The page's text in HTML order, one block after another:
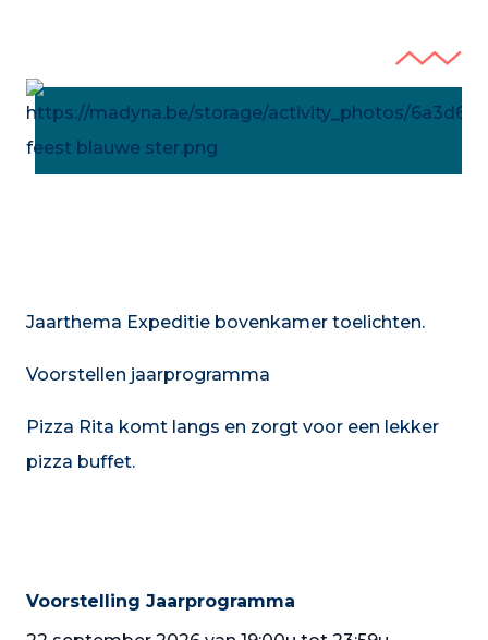
Jaarthema Expeditie bovenkamer toelichten.
Voorstellen jaarprogramma
Pizza Rita komt langs en zorgt voor een lekker
pizza buffet.
Voorstelling Jaarprogramma